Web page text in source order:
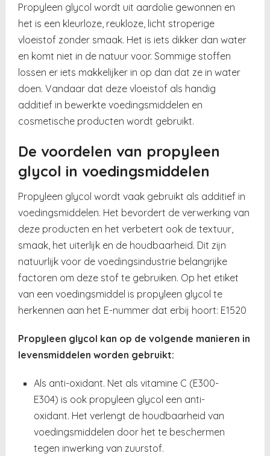
Propyleen glycol wordt uit aardolie gewonnen en
het is een kleurloze, reukloze, licht stroperige
vloeistof zonder smaak. Het is iets dikker dan water
en komt niet in de natuur voor. Sommige stoffen
lossen er iets makkelijker in op dan dat ze in water
doen. Vandaar dat deze vloeistof als handig
additief in bewerkte voedingsmiddelen en
cosmetische producten wordt gebruikt.
De voordelen van propyleen
glycol in voedingsmiddelen
Propyleen glycol wordt vaak gebruikt als additief in
voedingsmiddelen. Het bevordert de verwerking van
deze producten en het verbetert ook de textuur,
smaak, het uiterlijk en de houdbaarheid. Dit zijn
natuurlijk voor de voedingsindustrie belangrijke
factoren om deze stof te gebruiken. Op het etiket
van een voedingsmiddel is propyleen glycol te
herkennen aan het E-nummer dat erbij hoort: E1520
Propyleen glycol kan op de volgende manieren in
levensmiddelen worden gebruikt:
Als anti-oxidant. Net als vitamine C (E300-
E304) is ook propyleen glycol een anti-
oxidant. Het verlengt de houdbaarheid van
voedingsmiddelen door het te beschermen
tegen inwerking van zuurstof.